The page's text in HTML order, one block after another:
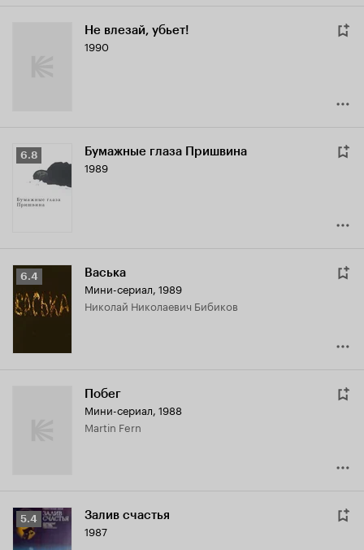
Не влезай, убьет!
1990
Рейтинг
Кинопоиска
6.8 Бумажные глаза Пришвина
1989
Рейтинг
Кинопоиска
6.4
6.4 Васька
Мини-сериал, 1989
Николай Николаевич Бибиков
Побег
Мини-сериал, 1988
Martin Fern
Рейтинг
Кинопоиска
5.4 Залив счастья
1987